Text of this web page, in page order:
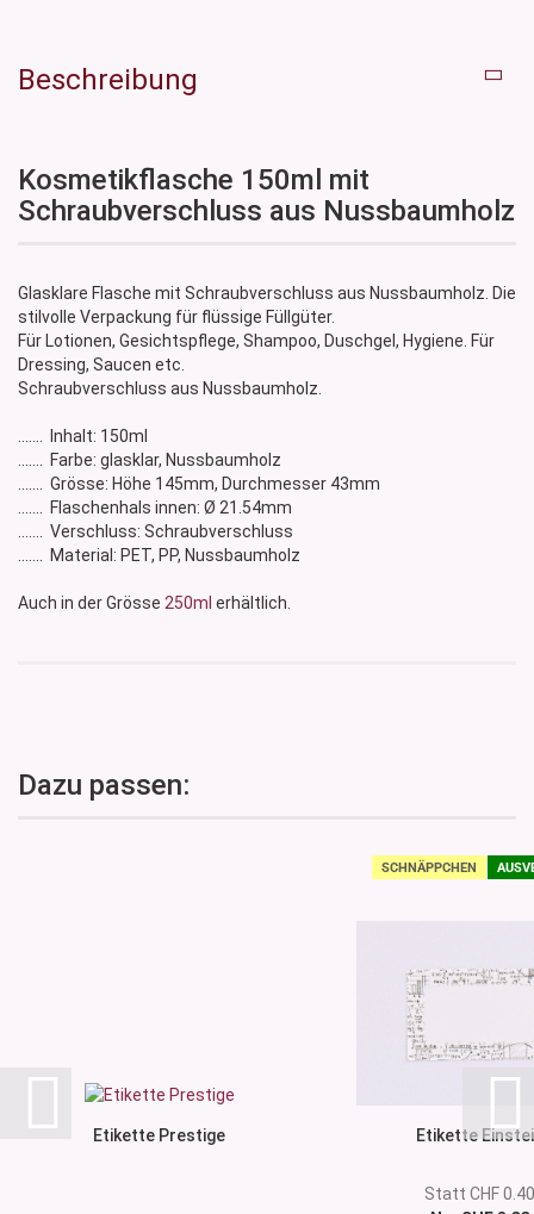
Beschreibung
Kosmetikflasche 150ml mit
Schraubverschluss aus Nussbaumholz
Glasklare Flasche mit Schraubverschluss aus Nussbaumholz. Die
stilvolle Verpackung für flüssige Füllgüter.
Für Lotionen, Gesichtspflege, Shampoo, Duschgel, Hygiene. Für
Dressing, Saucen etc.
Schraubverschluss aus Nussbaumholz.
....... Inhalt: 150ml
....... Farbe: glasklar, Nussbaumholz
....... Grösse: Höhe 145mm, Durchmesser 43mm
....... Flaschenhals innen: Ø 21.54mm
....... Verschluss: Schraubverschluss
....... Material: PET, PP, Nussbaumholz
Auch in der Grösse 250ml erhältlich.
Dazu passen:
Etikette Prestige
SCHNÄPPCHEN
Etikette
Statt CHF